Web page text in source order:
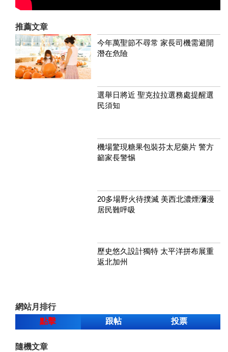
推薦文章
今年萬聖節不尋常 家長司機需避開
潛在危險
選舉日將近 聖克拉拉選務處提醒選
民須知
機場驚現糖果包裝芬太尼藥片 警方
籲家長警惕
20多場野火待撲滅 美西北濃煙瀰漫
居民難呼吸
歷史悠久設計獨特 太平洋拼布展重
返北加州
網站月排行
點擊
跟帖 投票
隨機文章